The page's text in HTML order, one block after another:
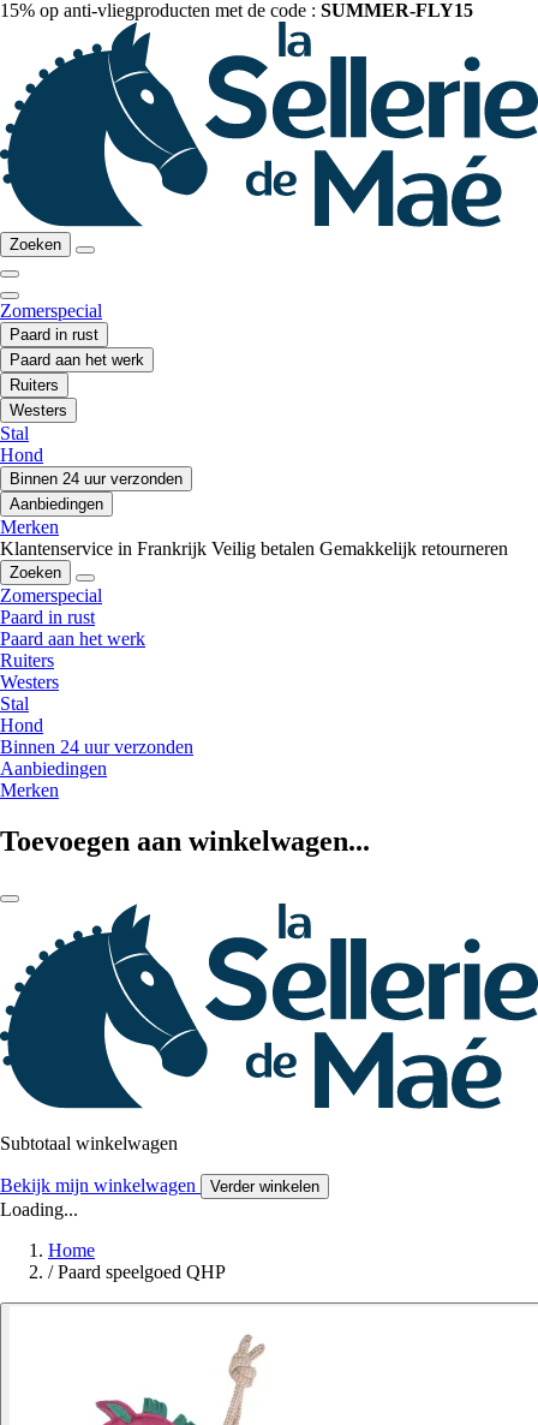
15% op anti-vliegproducten met de code : SUMMER-FLY15
Zoeken
Zomerspecial
Paard in rust
Paard aan het werk
Ruiters
Westers
Stal
Hond
Binnen 24 uur verzonden
Aanbiedingen
Merken
Klantenservice in Frankrijk Veilig betalen Gemakkelijk retourneren
Zoeken
Zomerspecial
Paard in rust
Paard aan het werk
Ruiters
Westers
Stal
Hond
Binnen 24 uur verzonden
Aanbiedingen
Merken
Toevoegen aan winkelwagen...
Subtotaal winkelwagen
Bekijk mijn winkelwagen Verder winkelen
Loading...
Home
/ Paard speelgoed QHP